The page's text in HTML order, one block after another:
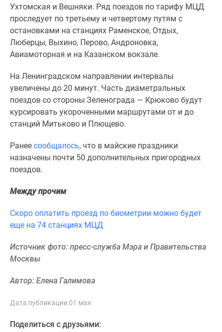
комнатные
комнатные
Квартиры
карте
Ипотечный
калькулятор
ипотека
Военная
ипотека
Медиа
Новости
недвижимости
Мнение
Аналитика
Покупателю
новостроек
Ухтомская и Вешняки. Ряд поездов по тарифу МЦД
проследует по третьему и четвертому путям с
остановками на станциях Раменское, Отдых,
Люберцы, Выхино, Перово, Андроновка,
Авиамоторная и на Казанском вокзале.
На Ленинградском направлении интервалы
увеличены до 20 минут. Часть диаметральных
поездов со стороны Зеленограда — Крюково будут
курсировать укороченными маршрутами от и до
станций Митьково и Плющево.
Ранее сообщалось, что в майские праздники
назначены почти 50 дополнительных пригородных
поездов.
Между прочим
Скоро оплатить проезд по биометрии можно будет
еще на 74 станциях МЦД
Источник фото: пресс-служба Мэра и Правительства
Москвы
Автор: Елена Галимова
Дата публикации 01 мая
Поделиться с друзьями: